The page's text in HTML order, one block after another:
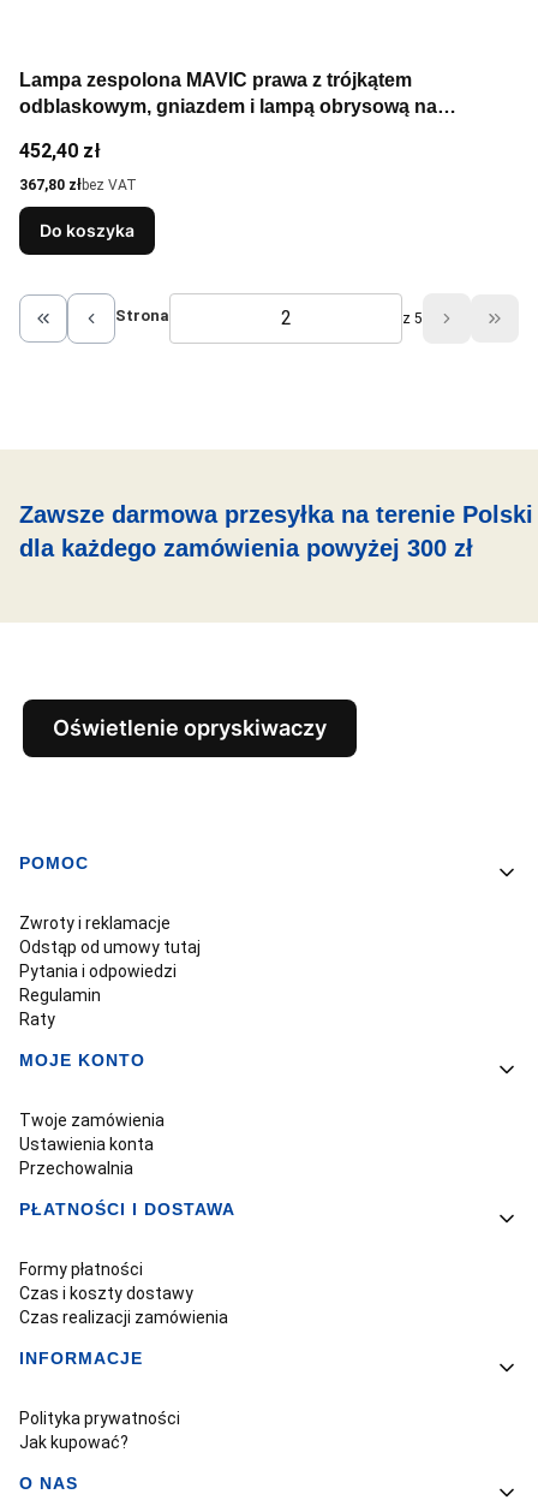
Lampa zespolona MAVIC prawa z trójkątem
odblaskowym, gniazdem i lampą obrysową na
Cena
452,40 zł
Cena
367,80 złbez VAT
Do koszyka
Wróć do pierwszej strony z produktami
Strona z 5
Zawsze darmowa przesyłka na terenie Polski
dla każdego zamówienia powyżej 300 zł
Oświetlenie opryskiwaczy
Linki w stopce
POMOC
Zwroty i reklamacje
Odstąp od umowy tutaj
Pytania i odpowiedzi
Regulamin
Raty
MOJE KONTO
Twoje zamówienia
Ustawienia konta
Przechowalnia
PŁATNOŚCI I DOSTAWA
Formy płatności
Czas i koszty dostawy
Czas realizacji zamówienia
INFORMACJE
Polityka prywatności
Jak kupować?
O NAS